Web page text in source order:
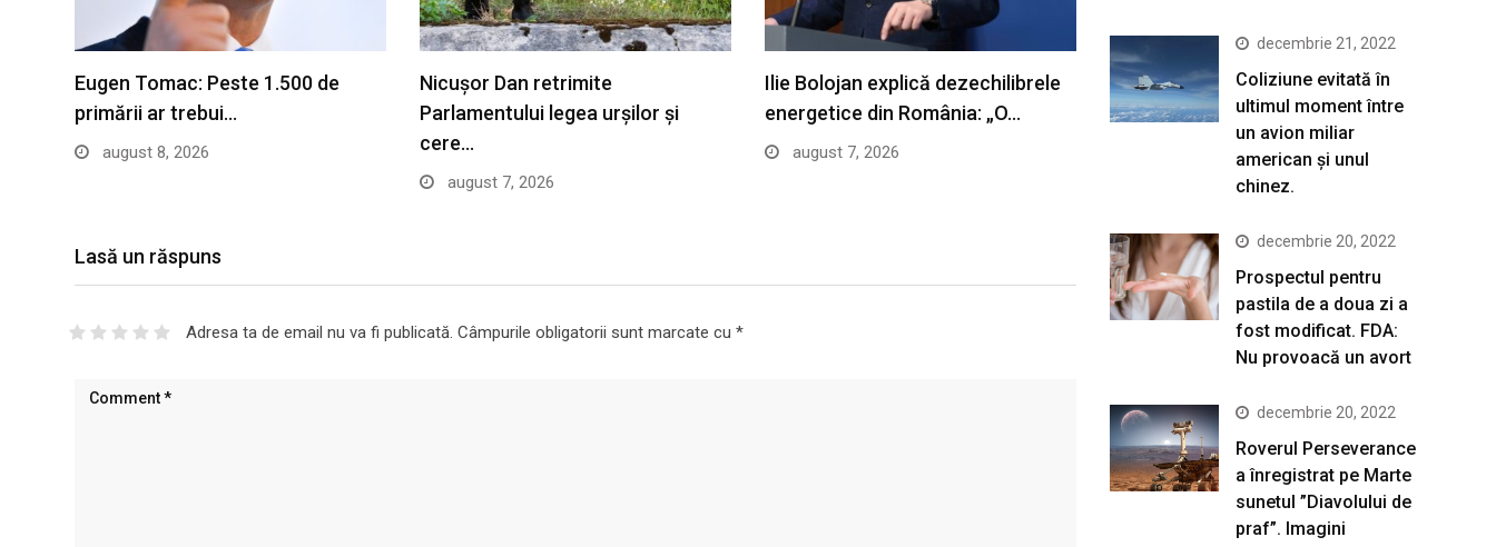
Eugen Tomac: Peste 1.500 de
primării ar trebui…
august 8, 2026
Nicușor Dan retrimite
Parlamentului legea urșilor și
cere…
august 7, 2026
Ilie Bolojan explică dezechilibrele
energetice din România: „O…
august 7, 2026
Lasă un răspuns
Adresa ta de email nu va fi publicată. Câmpurile obligatorii sunt marcate cu *
decembrie 21, 2022
Coliziune evitată în
ultimul moment între
un avion miliar
american şi unul
chinez.
decembrie 20, 2022
Prospectul pentru
pastila de a doua zi a
fost modificat. FDA:
Nu provoacă un avort
decembrie 20, 2022
Roverul Perseverance
a înregistrat pe Marte
sunetul ”Diavolului de
praf”. Imagini